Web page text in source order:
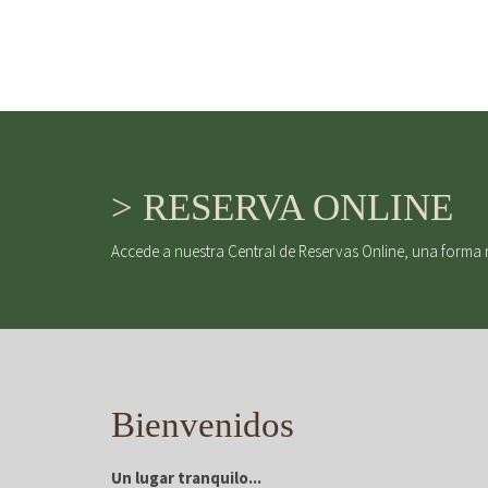
> RESERVA ONLINE
Accede a nuestra Central de Reservas Online, una
Bienvenidos
Un lugar tranquilo...